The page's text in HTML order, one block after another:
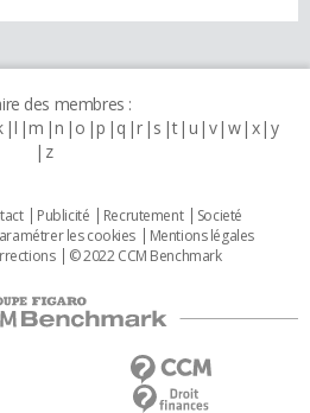
des membres :
l m n o p q r s t u v w x y
z
Publicité Recrutement
Societé
les cookies
Mentions légales
© 2022 CCM Benchmark